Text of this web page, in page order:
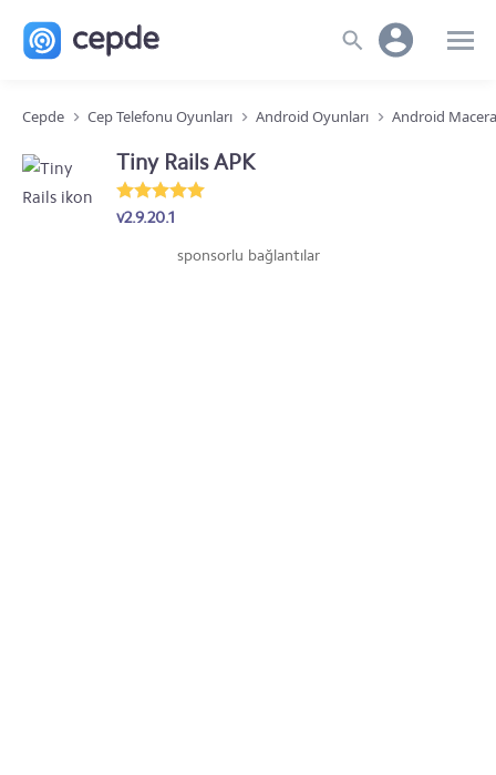
Cepde Cep Telefonu Oyunları Android Oyunları Android
Tiny Rails APK
v2.9.20.1
sponsorlu bağlantılar